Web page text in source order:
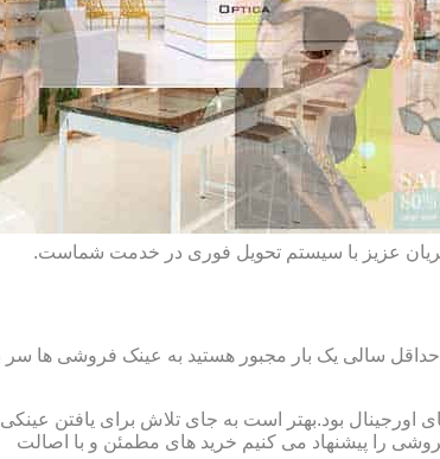
عزیز با سیستم تحویل فوری در خدمت شماست.
سالی یک بار مجبور هستید به عینک فروشی ها سر
بود.بهتر است به جای تلاش برای یافتن
را پیشنهاد می کنیم خرید های مطمئن و با اصالت